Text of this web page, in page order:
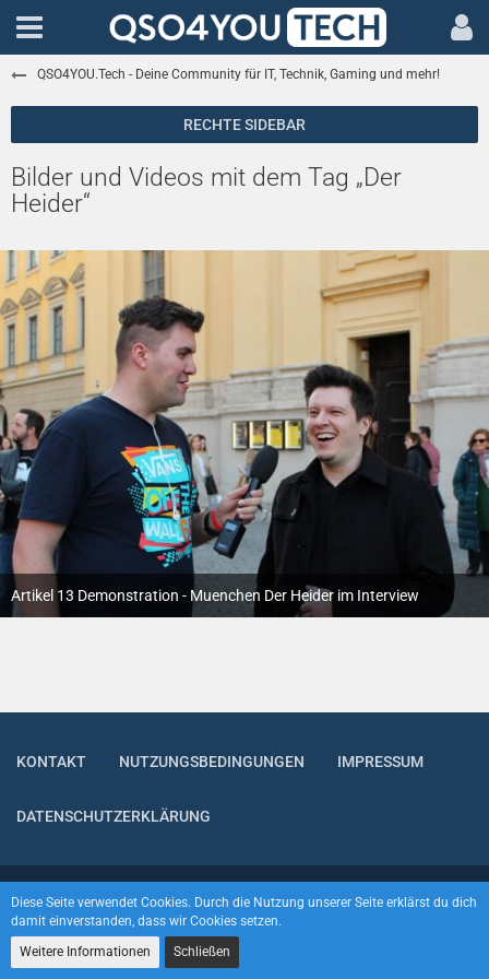
QSO4YOU.Tech - Deine Community für IT, Technik, Gaming und mehr!
Bilder und Videos mit dem Tag „Der
Heider“
Artikel 13 Demonstration - Muenchen Der Heider im Interview
26. März 2019
KONTAKT NUTZUNGSBEDINGUNGEN IMPRESSUM
DATENSCHUTZERKLÄRUNG
Community-Software:WoltLab Suite™
Diese Seite verwendet Cookies. Durch die Nutzung unserer Seite erklärst du dich
damit einverstanden, dass wir Cookies setzen.
Weitere Informationen
Schließen